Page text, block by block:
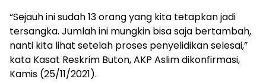
“Sejauh ini sudah 13 orang yang kita tetapkan jadi
tersangka. Jumlah ini mungkin bisa saja bertambah,
nanti kita lihat setelah proses penyelidikan selesai,”
kata Kasat Reskrim Buton, AKP Aslim dikonfirmasi,
Kamis (25/11/2021).